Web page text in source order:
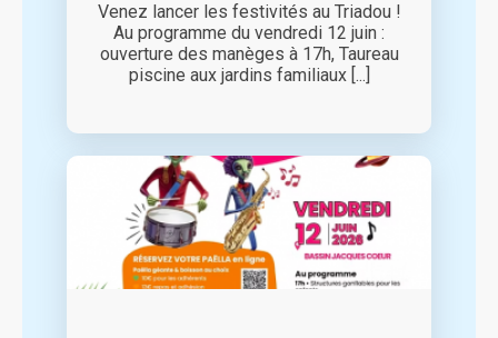
Venez lancer les festivités au Triadou !
Au programme du vendredi 12 juin :
ouverture des manèges à 17h, Taureau
piscine aux jardins familiaux [...]